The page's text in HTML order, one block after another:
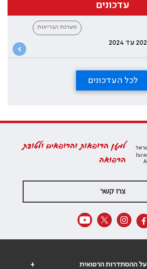
עדכונים
מערכת הבריאות
לכל העדכונים
למען הרופאות והרופאים ולטובת
הרפואה
צרו קשר
+ על ההסתדרות הרפואית